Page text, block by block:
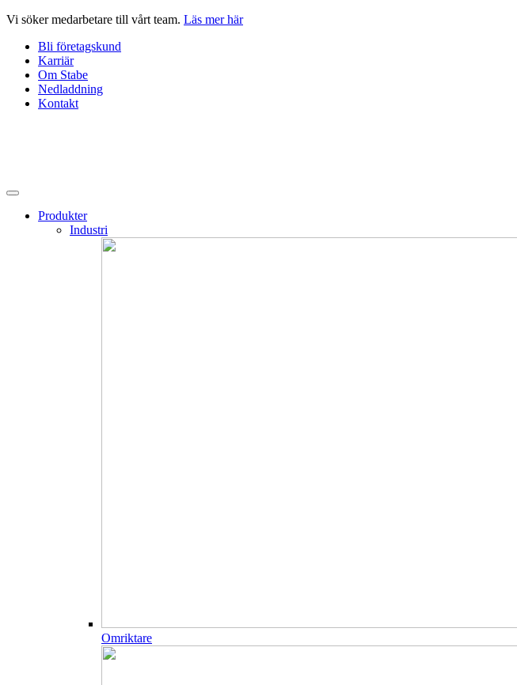
Hoppa
innehåll
Vi söker medarbetare till vårt team. Läs mer här
Bli företagskund
Karriär
Om Stabe
Nedladdning
Kontakt
Produkter
Industri
Omriktare